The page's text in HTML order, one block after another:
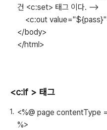
건 <c:set> 태그 이다. -->
<c:out
</body>
</html>
<c:if > 태그
<%@ page
%>